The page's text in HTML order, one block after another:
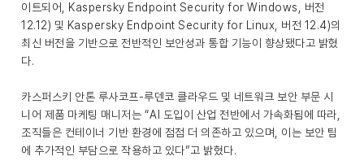
이트되어, Kaspersky Endpoint Security for Windows, 버전
12.12) 및 Kaspersky Endpoint Security for Linux, 버전 12.4)의
최신 버전을 기반으로 전반적인 보안성과 통합 기능이 향상됐다고 밝혔
다.
카스퍼스키 안톤 루사코프-루덴코 클라우드 및 네트워크 보안 부문 시
니어 제품 마케팅 매니저는 “AI 도입이 산업 전반에서 가속화됨에 따라,
조직들은 컨테이너 기반 환경에 점점 더 의존하고 있으며, 이는 보안 팀
에 추가적인 부담으로 작용하고 있다”고 밝혔다.